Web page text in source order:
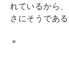
れているから
さにそうである
＊